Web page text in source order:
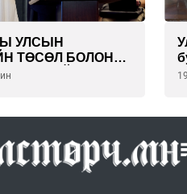
УЛСЫН
ТӨСӨЛ БОЛОН
ТӨСВИЙН
БОЛЛОО